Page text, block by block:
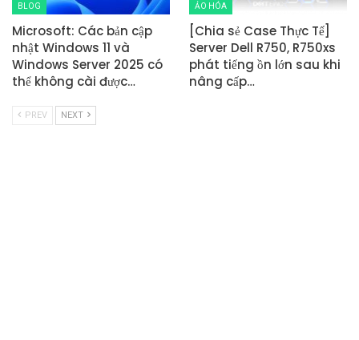
BLOG
Microsoft: Các bản cập
nhật Windows 11 và
Windows Server 2025 có
thể không cài được…
ẢO HÓA
[Chia sẻ Case Thực Tế]
Server Dell R750, R750xs
phát tiếng ồn lớn sau khi
nâng cấp…
PREV NEXT